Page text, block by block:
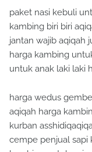
paket nasi kebuli
kambing biri biri
jantan wajib aqiqah
harga kambing
untuk anak laki laki
harga wedus
aqiqah harga
kurban
cempe penjual sapi